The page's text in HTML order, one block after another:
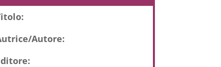
Autore: